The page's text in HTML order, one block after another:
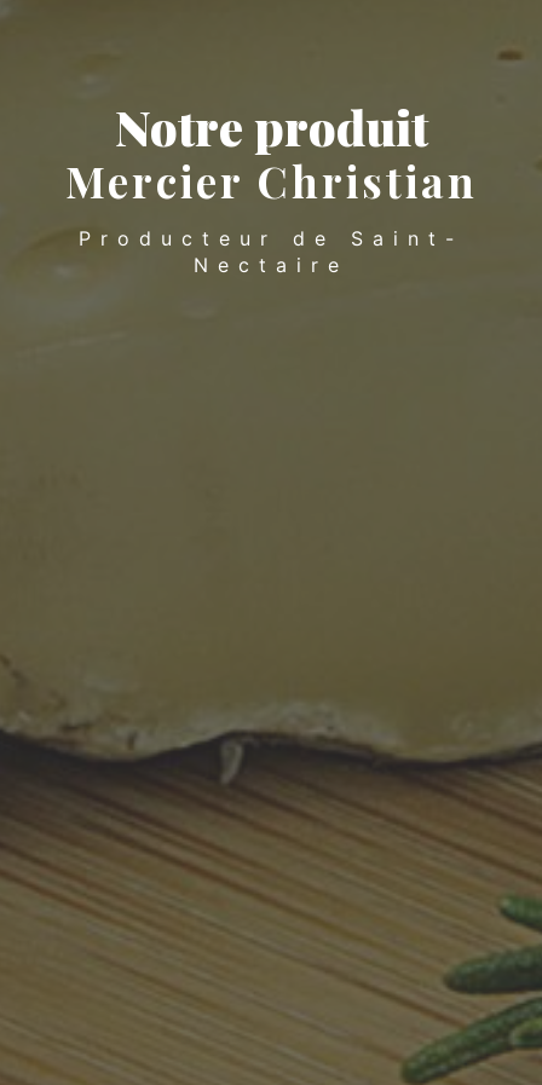
Notre produit
Mercier Christian
Producteur de Saint-
Nectaire